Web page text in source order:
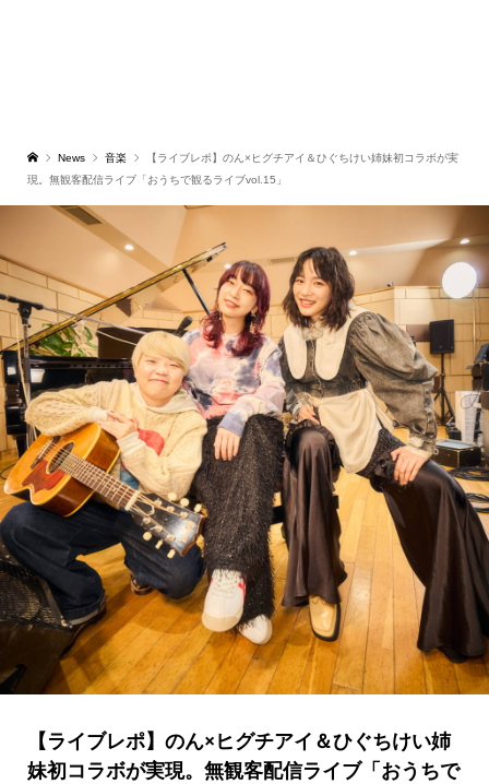
News 音楽
【ライブレポ】のん×ヒグチアイ＆ひぐちけい姉妹初コラボが実
現。無観客配信ライブ「おうちで観るライブvol.15」
【ライブレポ】のん×ヒグチアイ＆ひぐちけい姉
妹初コラボが実現。無観客配信ライブ「おうちで